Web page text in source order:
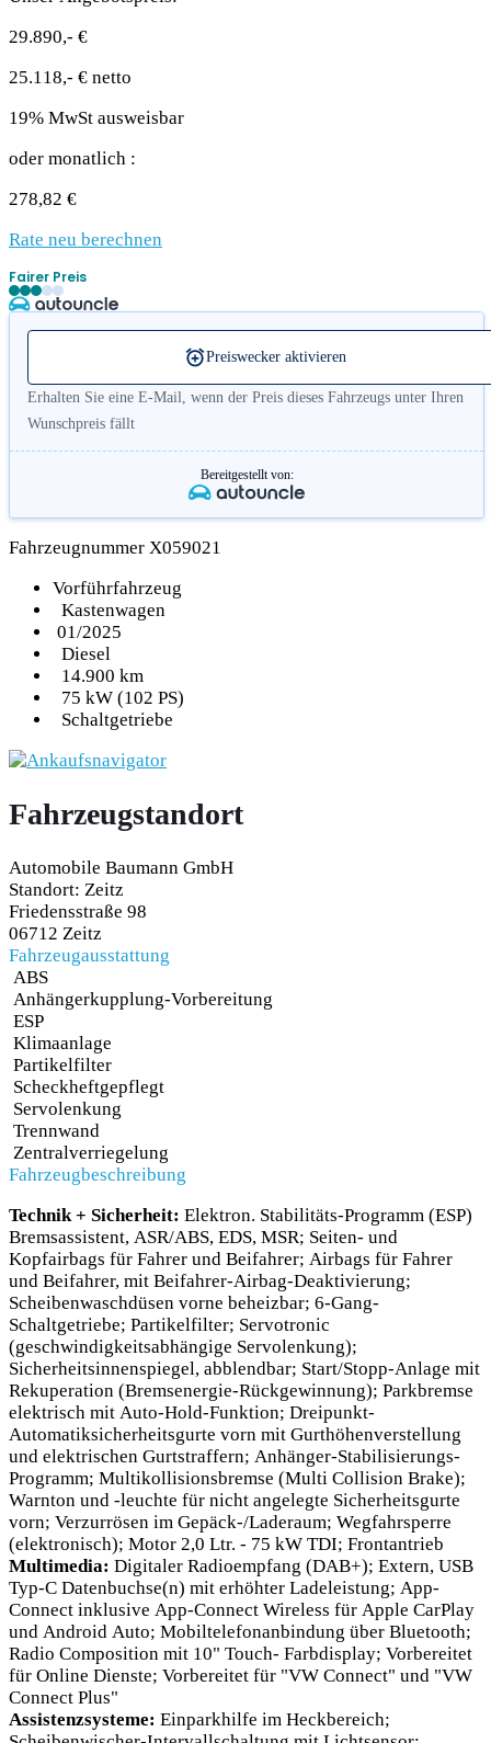
29.890,- €
25.118,- € netto
19% MwSt ausweisbar
oder monatlich :
278,82 €
Rate neu berechnen
Fairer Preis
Preiswecker aktivieren
Erhalten Sie eine E-Mail, wenn der Preis dieses Fahrzeugs unter Ihren
Wunschpreis fällt
Bereitgestellt von:
Fahrzeugnummer X059021
Vorführfahrzeug
Kastenwagen
01/2025
Diesel
14.900 km
75 kW (102 PS)
Schaltgetriebe
Fahrzeugstandort
Automobile Baumann GmbH
Standort: Zeitz
Friedensstraße 98
06712 Zeitz
Fahrzeugausstattung
ABS
Anhängerkupplung-Vorbereitung
ESP
Klimaanlage
Partikelfilter
Scheckheftgepflegt
Servolenkung
Trennwand
Zentralverriegelung
Fahrzeugbeschreibung
Technik + Sicherheit: Elektron. Stabilitäts-Programm (ESP)
Bremsassistent, ASR/ABS, EDS, MSR; Seiten- und
Kopfairbags für Fahrer und Beifahrer; Airbags für Fahrer
und Beifahrer, mit Beifahrer-Airbag-Deaktivierung;
Scheibenwaschdüsen vorne beheizbar; 6-Gang-
Schaltgetriebe; Partikelfilter; Servotronic
(geschwindigkeitsabhängige Servolenkung);
Sicherheitsinnenspiegel, abblendbar; Start/Stopp-Anlage mit
Rekuperation (Bremsenergie-Rückgewinnung); Parkbremse
elektrisch mit Auto-Hold-Funktion; Dreipunkt-
Automatiksicherheitsgurte vorn mit Gurthöhenverstellung
und elektrischen Gurtstraffern; Anhänger-Stabilisierungs-
Programm; Multikollisionsbremse (Multi Collision Brake);
Warnton und -leuchte für nicht angelegte Sicherheitsgurte
vorn; Verzurrösen im Gepäck-/Laderaum; Wegfahrsperre
(elektronisch); Motor 2,0 Ltr. - 75 kW TDI; Frontantrieb
Multimedia: Digitaler Radioempfang (DAB+); Extern, USB
Typ-C Datenbuchse(n) mit erhöhter Ladeleistung; App-
Connect inklusive App-Connect Wireless für Apple CarPlay
und Android Auto; Mobiltelefonanbindung über Bluetooth;
Radio Composition mit 10" Touch- Farbdisplay; Vorbereitet
für Online Dienste; Vorbereitet für "VW Connect" und "VW
Connect Plus"
Assistenzsysteme: Einparkhilfe im Heckbereich;